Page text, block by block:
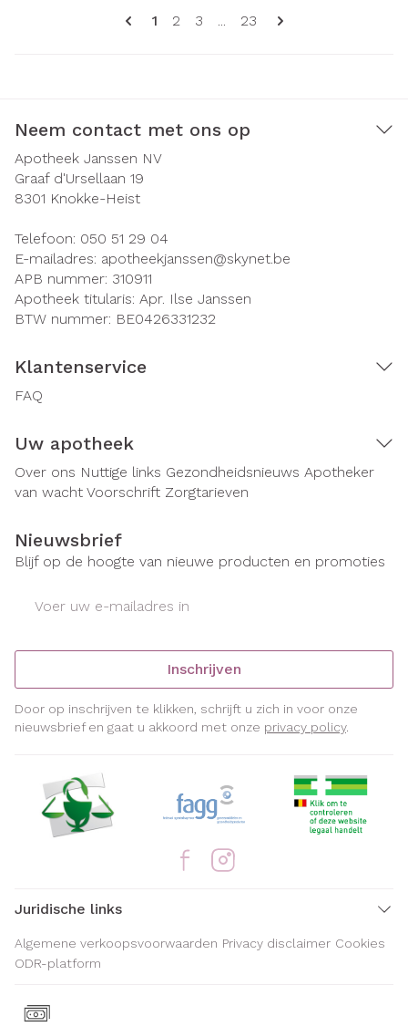
Pagina's
U lees momenteel pagina
1 Pagina
2 Pagina
3 ... Pagina
23
Neem contact met ons op
Apotheek Janssen NV
Graaf d'Ursellaan 19
8301 Knokke-Heist
Telefoon: 050 51 29 04
E-mailadres: apotheekjanssen@skynet.be
APB nummer: 310911
Apotheek titularis: Apr. Ilse Janssen
BTW nummer: BE0426331232
Klantenservice
FAQ
Uw apotheek
Over ons Nuttige links Gezondheidsnieuws Apotheker
van wacht Voorschrift Zorgtarieven
Nieuwsbrief
Blijf op de hoogte van nieuwe producten en promoties
Inschrijven
Door op inschrijven te klikken, schrijft u zich in voor onze
nieuwsbrief en gaat u akkoord met onze privacy policy.
Juridische links
Algemene verkoopsvoorwaarden Privacy disclaimer Cookies
ODR-platform